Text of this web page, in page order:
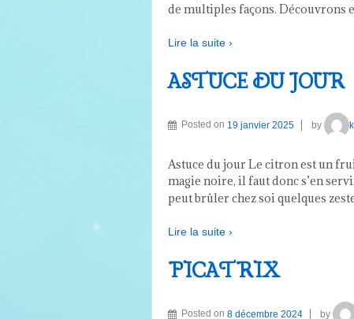
de multiples façons. Découvrons
Lire la suite ›
ASTUCE DU JOUR
Posted on 19 janvier 2025 by
Astuce du jour Le citron est un
magie noire, il faut donc s’en
peut brûler chez soi quelques
Lire la suite ›
PICATRIX
Posted on 8 décembre 2024 by